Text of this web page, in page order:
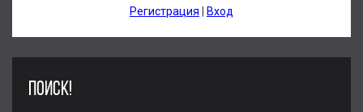
Регистрация
Вход
ПОИСК!